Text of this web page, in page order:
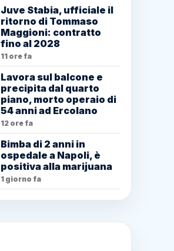
Juve Stabia, ufficiale il
ritorno di Tommaso
Maggioni: contratto
fino al 2028
11 ore fa
Lavora sul balcone e
precipita dal quarto
piano, morto operaio di
54 anni ad Ercolano
12 ore fa
Bimba di 2 anni in
ospedale a Napoli, è
positiva alla marijuana
1 giorno fa